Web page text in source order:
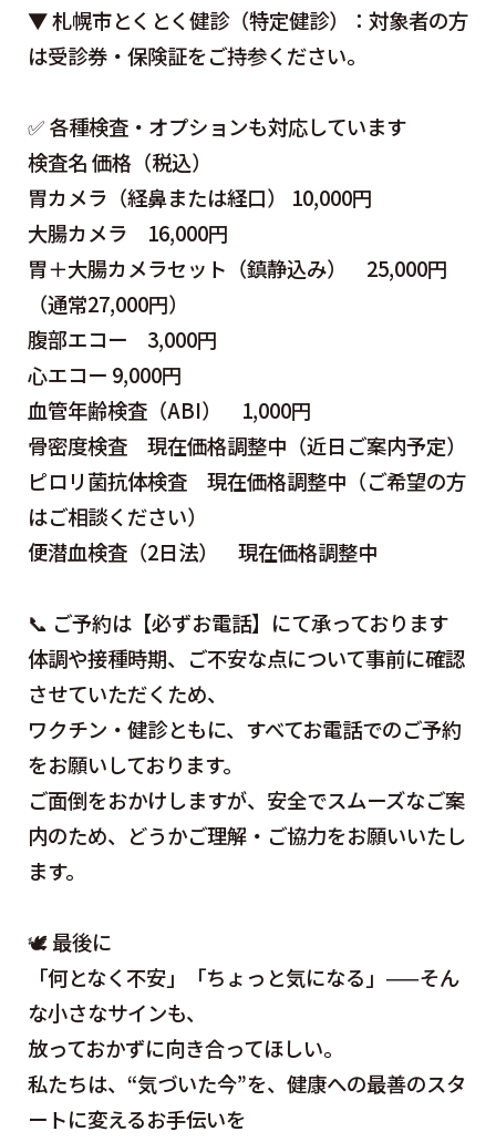
▼ 札幌市とくとく健診（特定健診）：対象者の方
は受診券・保険証をご持参ください。
✅ 各種検査・オプションも対応しています
検査名 価格（税込）
胃カメラ（経鼻または経口） 10,000円
大腸カメラ 16,000円
胃＋大腸カメラセット（鎮静込み） 25,000円
（通常27,000円）
腹部エコー 3,000円
心エコー 9,000円
血管年齢検査（ABI） 1,000円
骨密度検査 現在価格調整中（近日ご案内予定）
ピロリ菌抗体検査 現在価格調整中（ご希望の方
はご相談ください）
便潜血検査（2日法） 現在価格調整中
📞 ご予約は【必ずお電話】にて承っております
体調や接種時期、ご不安な点について事前に確認
させていただくため、
ワクチン・健診ともに、すべてお電話でのご予約
をお願いしております。
ご面倒をおかけしますが、安全でスムーズなご案
内のため、どうかご理解・ご協力をお願いいたし
ます。
🕊 最後に
「何となく不安」「ちょっと気になる」——そん
な小さなサインも、
放っておかずに向き合ってほしい。
私たちは、“気づいた今”を、健康への最善のスタ
ートに変えるお手伝いを